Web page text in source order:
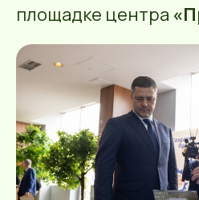
площадке центра